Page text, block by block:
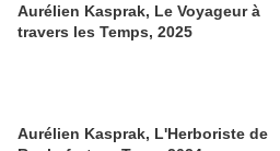
Aurélien Kasprak, Le Voyageur à
travers les Temps, 2025
Aurélien Kasprak, L'Herboriste de